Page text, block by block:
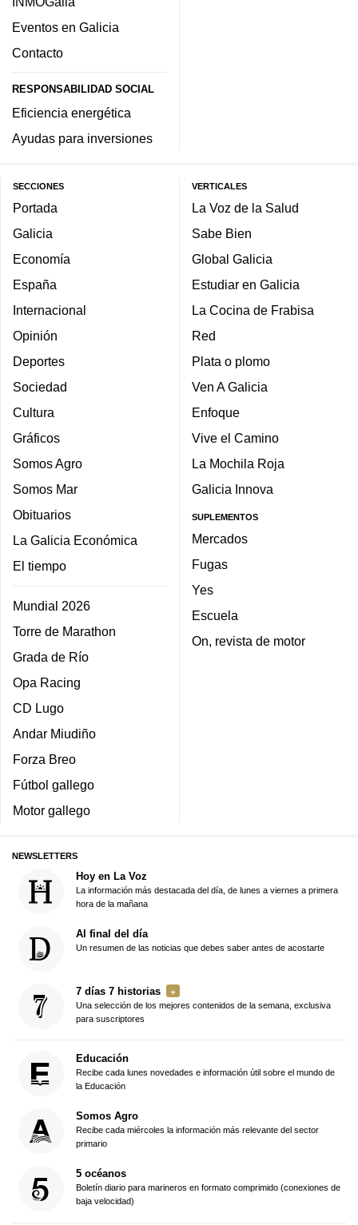
Eventos en Galicia
Contacto
RESPONSABILIDAD SOCIAL
Eficiencia energética
Ayudas para inversiones
SECCIONES
Portada
Galicia
Economía
España
Internacional
Opinión
Deportes
Sociedad
Cultura
Gráficos
Somos Agro
Somos Mar
Obituarios
La Galicia Económica
El tiempo
Mundial 2026
Torre de Marathon
Grada de Río
Opa Racing
CD Lugo
Andar Miudiño
Forza Breo
Fútbol gallego
Motor gallego
VERTICALES
La Voz de la Salud
Sabe Bien
Global Galicia
Estudiar en Galicia
La Cocina de Frabisa
Red
Plata o plomo
Ven A Galicia
Enfoque
Vive el Camino
La Mochila Roja
Galicia Innova
SUPLEMENTOS
Mercados
Fugas
Yes
Escuela
On, revista de motor
NEWSLETTERS
Hoy en La Voz
La información más destacada del día, de lunes a viernes a primera
hora de la mañana
Al final del día
Un resumen de las noticias que debes saber antes de acostarte
7 días 7 historias
Una selección de los mejores contenidos de la semana, exclusiva
para suscriptores
Educación
Recibe cada lunes novedades e información útil sobre el mundo de
la Educación
Somos Agro
Recibe cada miércoles la información más relevante del sector
primario
5 océanos
Boletín diario para marineros en formato comprimido (conexiones de
baja velocidad)